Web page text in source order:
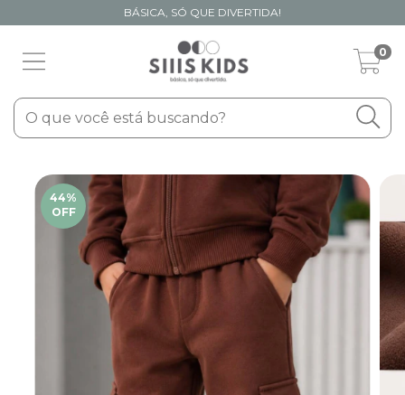
BÁSICA, SÓ QUE DIVERTIDA!
0
44%
OFF